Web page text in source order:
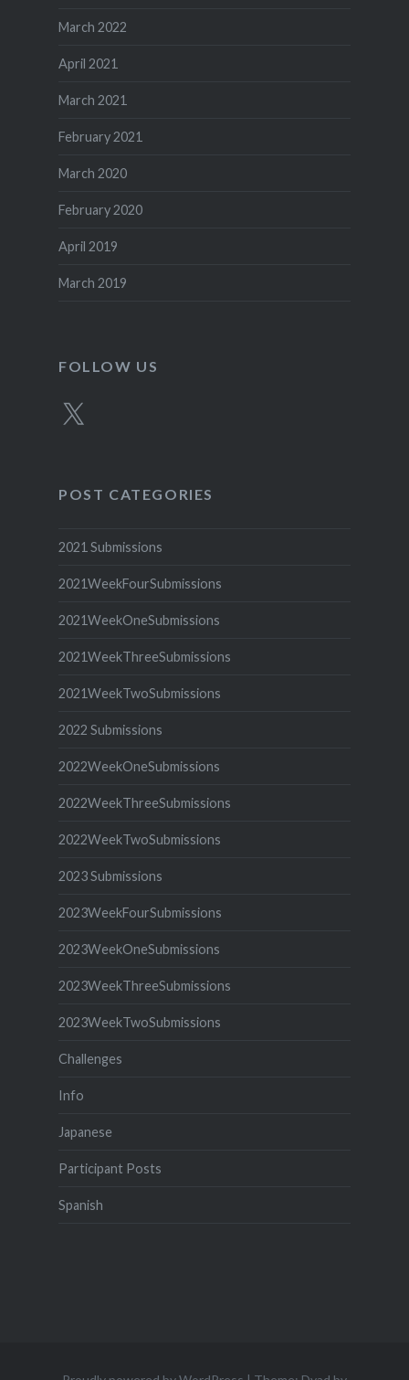
March 2022
April 2021
March 2021
February 2021
March 2020
February 2020
April 2019
March 2019
FOLLOW US
X
POST CATEGORIES
2021 Submissions
2021WeekFourSubmissions
2021WeekOneSubmissions
2021WeekThreeSubmissions
2021WeekTwoSubmissions
2022 Submissions
2022WeekOneSubmissions
2022WeekThreeSubmissions
2022WeekTwoSubmissions
2023 Submissions
2023WeekFourSubmissions
2023WeekOneSubmissions
2023WeekThreeSubmissions
2023WeekTwoSubmissions
Challenges
Info
Japanese
Participant Posts
Spanish